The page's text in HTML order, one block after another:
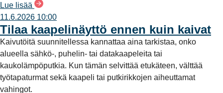
Lue lisää
11.6.2026 10:00
Tilaa kaapelinäyttö ennen kuin kaivat
Kaivutöitä suunnitellessa kannattaa aina tarkistaa, onko
alueella sähkö-, puhelin- tai datakaapeleita tai
kaukolämpöputkia. Kun tämän selvittää etukäteen, välttää
työtapaturmat sekä kaapeli tai putkirikkojen aiheuttamat
vahingot.